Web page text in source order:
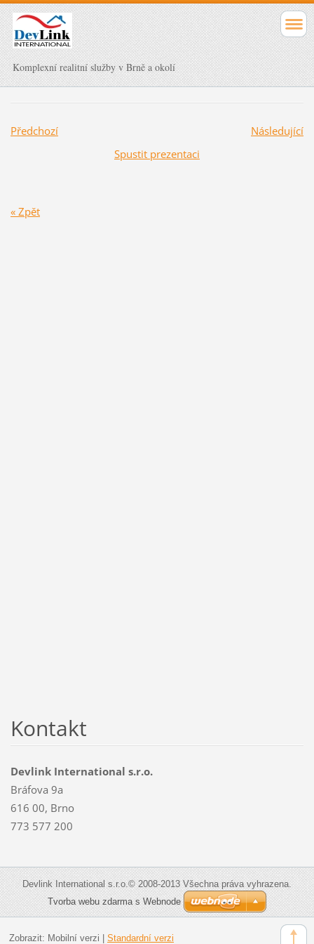
Komplexní realitní služby v Brně a okolí
Předchozí
Následující
Spustit prezentaci
« Zpět
Kontakt
Devlink International s.r.o.
Bráfova 9a
616 00, Brno
773 577 200
Devlink International s.r.o.© 2008-2013 Všechna práva vyhrazena.
Tvorba webu zdarma s Webnode
Zobrazit: Mobilní verzi Standardní verzi